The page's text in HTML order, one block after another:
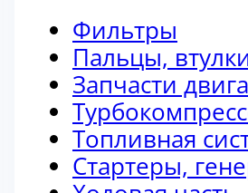
Фильтры
Пальцы,
Запчасти
Топливная
Стартеры,